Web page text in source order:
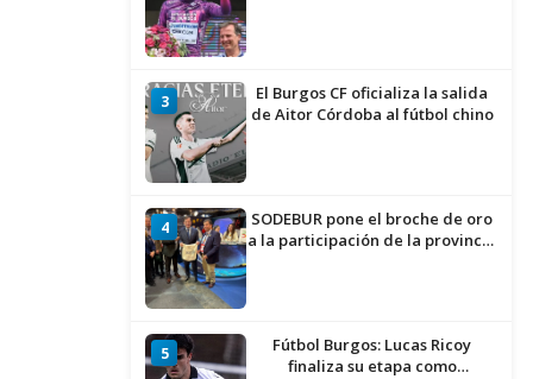
3
El Burgos CF oficializa la salida
de Aitor Córdoba al fútbol chino
4
SODEBUR pone el broche de oro
a la participación de la provincia
5
Fútbol Burgos: Lucas Ricoy
finaliza su etapa como